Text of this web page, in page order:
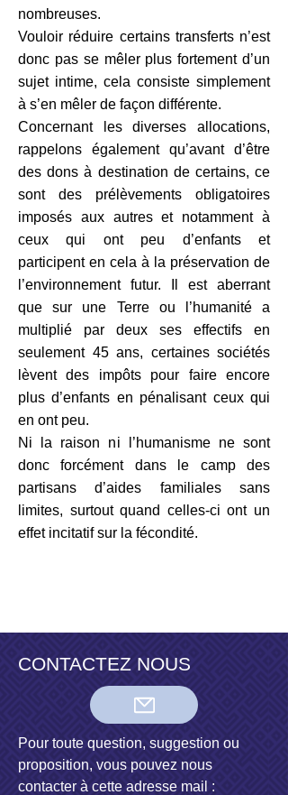
nombreuses.
Vouloir réduire certains transferts n’est
donc pas se mêler plus fortement d’un
sujet intime, cela consiste simplement
à s’en mêler de façon différente.
Concernant les diverses allocations,
rappelons également qu’avant d’être
des dons à destination de certains, ce
sont des prélèvements obligatoires
imposés aux autres et notamment à
ceux qui ont peu d’enfants et
participent en cela à la préservation de
l’environnement futur. Il est aberrant
que sur une Terre ou l’humanité a
multiplié par deux ses effectifs en
seulement 45 ans, certaines sociétés
lèvent des impôts pour faire encore
plus d’enfants en pénalisant ceux qui
en ont peu.
Ni la raison ni l’humanisme ne sont
donc forcément dans le camp des
partisans d’aides familiales sans
limites, surtout quand celles-ci ont un
effet incitatif sur la fécondité.
CONTACTEZ NOUS
Pour toute question, suggestion ou
proposition, vous pouvez nous
contacter à cette adresse mail :